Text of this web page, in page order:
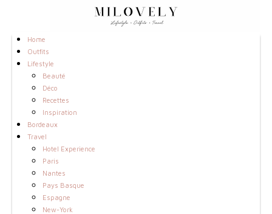
Home
Outfits
Lifestyle
Beauté
Déco
Recettes
Inspiration
Bordeaux
Travel
Hotel Experience
Paris
Nantes
Pays Basque
Espagne
New-York